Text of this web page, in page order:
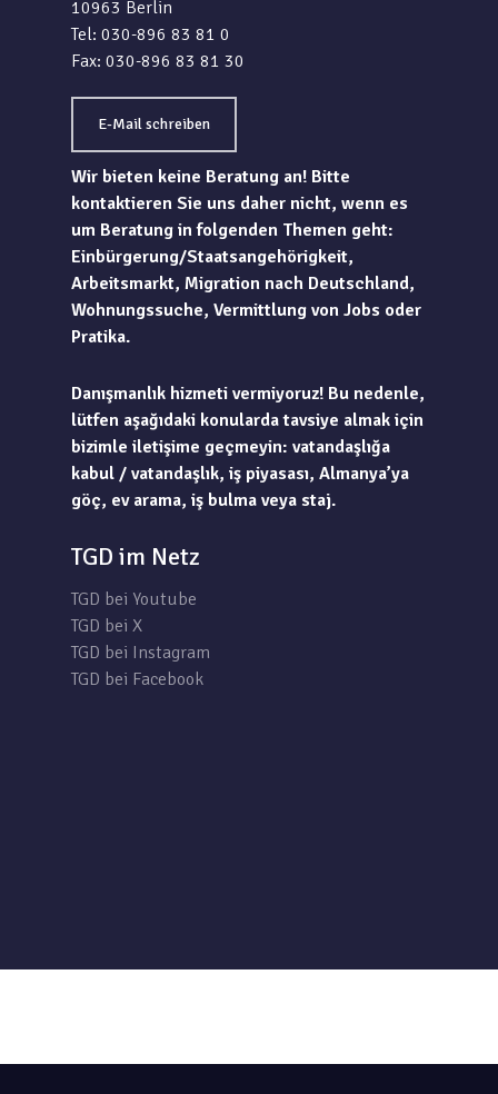
10963 Berlin
Tel: 030-896 83 81 0
Fax: 030-896 83 81 30
E-Mail schreiben
Wir bieten keine Beratung an! Bitte
kontaktieren Sie uns daher nicht, wenn es
um Beratung in folgenden Themen geht:
Einbürgerung/Staatsangehörigkeit,
Arbeitsmarkt, Migration nach Deutschland,
Wohnungssuche, Vermittlung von Jobs oder
Pratika.
Danışmanlık hizmeti vermiyoruz! Bu nedenle,
lütfen aşağıdaki konularda tavsiye almak için
bizimle iletişime geçmeyin: vatandaşlığa
kabul / vatandaşlık, iş piyasası, Almanya’ya
göç, ev arama, iş bulma veya staj.
TGD im Netz
TGD bei Youtube
TGD bei X
TGD bei Instagram
TGD bei Facebook